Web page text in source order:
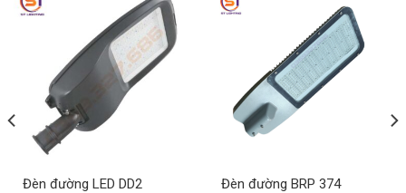
Đèn đường LED DD2 Đèn đường BRP 374